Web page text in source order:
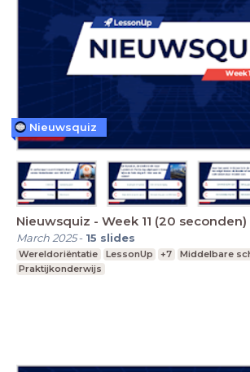
Nieuwsquiz - Week 11 (20 seconden)
March 2025- 15 slides
Wereldoriëntatie LessonUp +7 Middelbare
Praktijkonderwijs
Nieuwsquiz